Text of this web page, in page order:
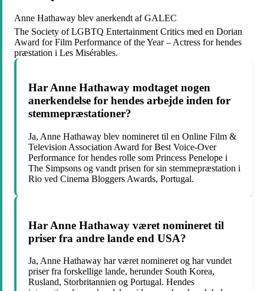
Anne Hathaway blev anerkendt af GALEC
The Society of LGBTQ Entertainment Critics med en Dorian
Award for Film Performance of the Year – Actress for hendes
præstation i Les Misérables.
Har Anne Hathaway modtaget nogen
anerkendelse for hendes arbejde inden for
stemmepræstationer?
Ja, Anne Hathaway blev nomineret til en Online Film &
Television Association Award for Best Voice-Over
Performance for hendes rolle som Princess Penelope i
The Simpsons og vandt prisen for sin stemmepræstation i
Rio ved Cinema Bloggers Awards, Portugal.
Har Anne Hathaway været nomineret til
priser fra andre lande end USA?
Ja, Anne Hathaway har været nomineret og har vundet
priser fra forskellige lande, herunder South Korea,
Rusland, Storbritannien og Portugal. Hendes